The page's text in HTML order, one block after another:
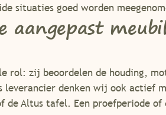
situaties goed worden
rol: zij beoordelen de houding,
leverancier denken wij ook actief
de Altus tafel. Een proefperiode